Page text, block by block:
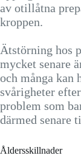
av otillåtna
kroppen.
Ätstörning hos
mycket senare
och många kan
svårigheter
problem som
därmed senare
Åldersskillnader